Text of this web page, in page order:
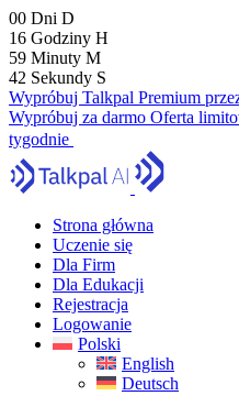
00 Dni D
16 Godziny H
59 Minuty M
41 Sekundy S
Wypróbuj Talkpal Premium
Wypróbuj za darmo Oferta
tygodnie
Strona główna
Uczenie się
Dla Firm
Dla Edukacji
Rejestracja
Logowanie
Polski
English
Deutsch